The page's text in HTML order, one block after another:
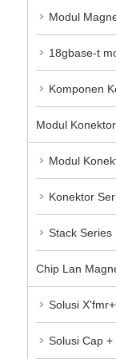
Modul
18gbase-t
Komponen
Modul
Modul
Konektor
Stack
Chip Lan
Solusi
Solusi Cap +